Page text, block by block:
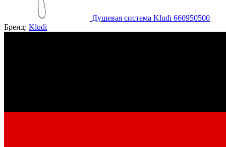
Душевая система Kludi 660950500
Бренд: Kludi